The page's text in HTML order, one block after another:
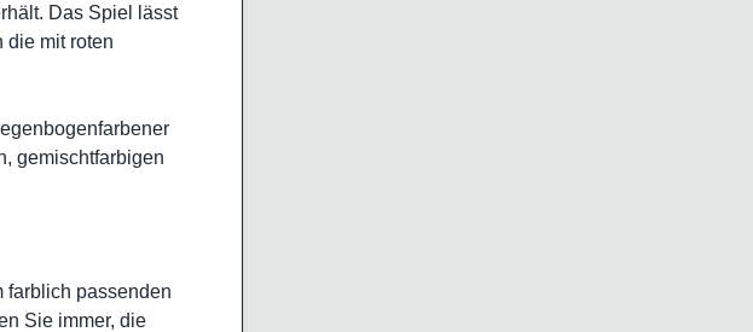
Das Spiel lässt
die mit roten
gemischtfarbigen
farblich passenden
Sie immer, die